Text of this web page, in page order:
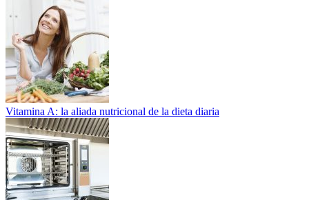
Vitamina A: la aliada nutricional de la dieta diaria